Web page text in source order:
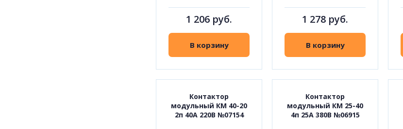
1 206 руб.
В корзину
1 278 руб.
В корзину
Контактор
модульный КМ 40-20
2п 40А 220В №07154
Контактор
модульный КМ 25-40
4п 25А 380В №06915